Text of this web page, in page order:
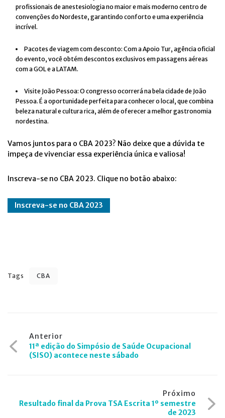
profissionais de anestesiologia no maior e mais moderno centro de
convenções do Nordeste, garantindo conforto e uma experiência
incrível.
Pacotes de viagem com desconto: Com a Apoio Tur, agência oficial
do evento, você obtém descontos exclusivos em passagens aéreas
com a GOL e a LATAM.
Visite João Pessoa: O congresso ocorrerá na bela cidade de João
Pessoa. É a oportunidade perfeita para conhecer o local, que combina
beleza natural e cultura rica, além de oferecer a melhor gastronomia
nordestina.
Vamos juntos para o CBA 2023? Não deixe que a dúvida te
impeça de vivenciar essa experiência única e valiosa!
Inscreva-se no CBA 2023. Clique no botão abaixo:
Inscreva-se no CBA 2023
Tags CBA
Navegação
de
Anterior
11ª edição do Simpósio de Saúde Ocupacional
(SISO) acontece neste sábado
Próximo
Resultado final da Prova TSA Escrita 1º semestre
de 2023